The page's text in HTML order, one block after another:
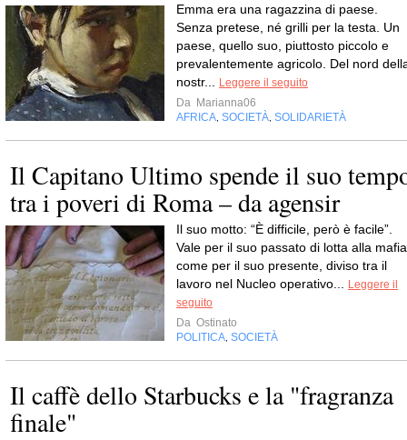
Emma era una ragazzina di paese.
Senza pretese, né grilli per la testa. Un
paese, quello suo, piuttosto piccolo e
prevalentemente agricolo. Del nord
nostr...
Leggere il seguito
Da Marianna06
AFRICA SOCIETÀ SOLIDARIETÀ
Il Capitano Ultimo spende il suo
tra i poveri di Roma – da agensir
Il suo motto: “È difficile, però è facile”.
Vale per il suo passato di lotta alla
come per il suo presente, diviso tra il
lavoro nel Nucleo operativo...
Leggere il
seguito
Da Ostinato
POLITICA SOCIETÀ
Il caffè dello Starbucks e la "fragranza
finale"